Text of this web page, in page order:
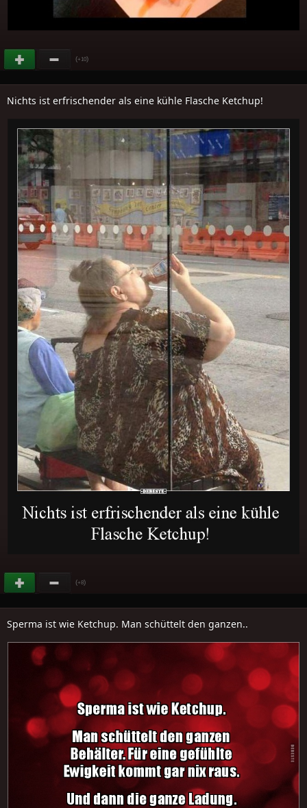
(+10)
Nichts ist erfrischender als eine kühle Flasche Ketchup!
(+8)
Sperma ist wie Ketchup. Man schüttelt den ganzen..